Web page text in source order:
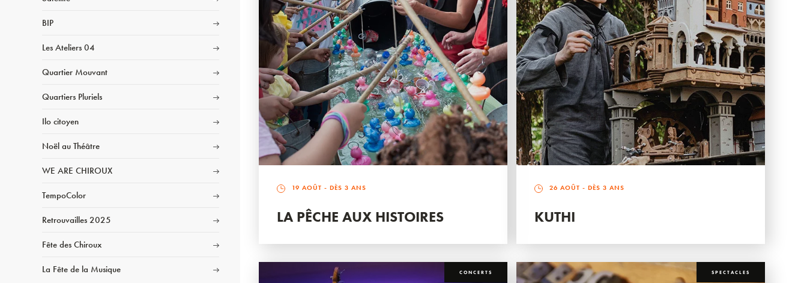
BIP
Les Ateliers 04
Quartier Mouvant
Quartiers Pluriels
Ilo citoyen
Noël au Théâtre
WE ARE CHIROUX
TempoColor
Retrouvailles 2025
Fête des Chiroux
La Fête de la Musique
19 AOÛT - DÈS 3 ANS
LA PÊCHE AUX HISTOIRES
26 AOÛT - DÈS 3 ANS
KUTHI
CONCERTS SPECTACLES